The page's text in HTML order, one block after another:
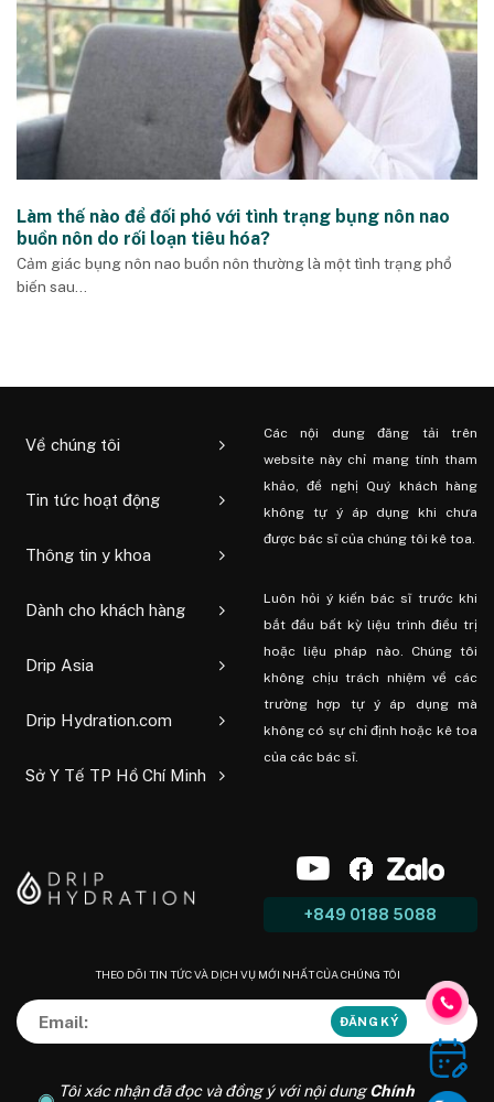
Làm thế nào để đối phó với tình trạng bụng nôn nao
buồn nôn do rối loạn tiêu hóa?
Cảm giác bụng nôn nao buồn nôn thường là một tình trạng phổ
biến sau...
Về chúng tôi
Tin tức hoạt động
Thông tin y khoa
Dành cho khách hàng
Drip Asia
Drip Hydration.com
Sở Y Tế TP Hồ Chí Minh
Các nội dung đăng tải trên
website này chỉ mang tính tham
khảo, đề nghị Quý khách hàng
không tự ý áp dụng khi chưa
được bác sĩ của chúng tôi kê toa.
Luôn hỏi ý kiến ​​bác sĩ trước khi
bắt đầu bất kỳ liệu trình điều trị
hoặc liệu pháp nào. Chúng tôi
không chịu trách nhiệm về các
trường hợp tự ý áp dụng mà
không có sự chỉ định hoặc kê toa
của các bác sĩ.
+849 0188 5088
THEO DÕI TIN TỨC VÀ DỊCH VỤ MỚI NHẤT CỦA CHÚNG TÔI
Tôi xác nhận đã đọc và đồng ý với nội dungChính